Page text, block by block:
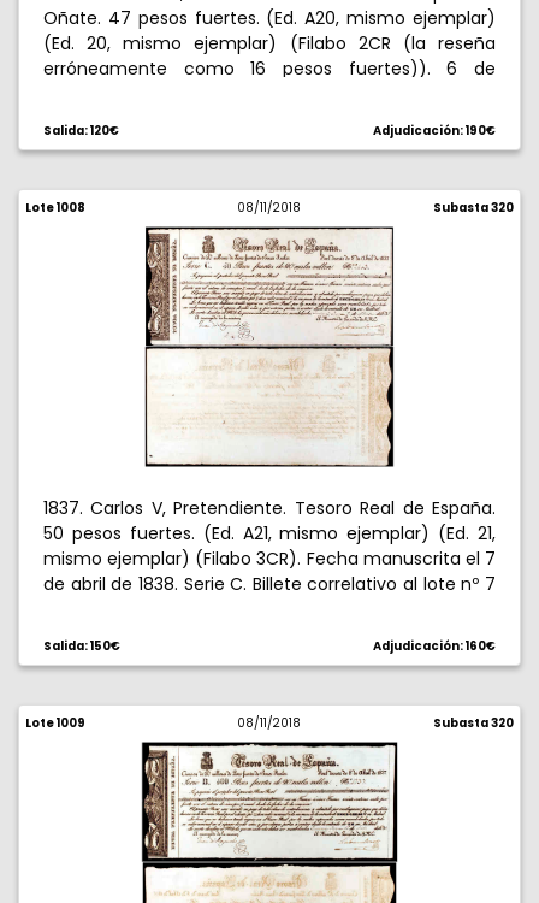
Oñate. 47 pesos fuertes. (Ed. A20, mismo ejemplar)
(Ed. 20, mismo ejemplar) (Filabo 2CR (la reseña
erróneamente como 16 pesos fuertes)). 6 de
Certificado de renta anual del 5% sobre un capital de
940 pesos. Raro. EBC.
Salida: 120€ Adjudicación: 190€
Lote 1008 08/11/2018 Subasta 320
1837. Carlos V, Pretendiente. Tesoro Real de España.
50 pesos fuertes. (Ed. A21, mismo ejemplar) (Ed. 21,
mismo ejemplar) (Filabo 3CR). Fecha manuscrita el 7
de abril de 1838. Serie C. Billete correlativo al lote nº 7
sello en seco del Pretendiente. Dos pliegues
verticales, pero bello y muy limpio. EBC-.
Salida: 150€ Adjudicación: 160€
Lote 1009 08/11/2018 Subasta 320